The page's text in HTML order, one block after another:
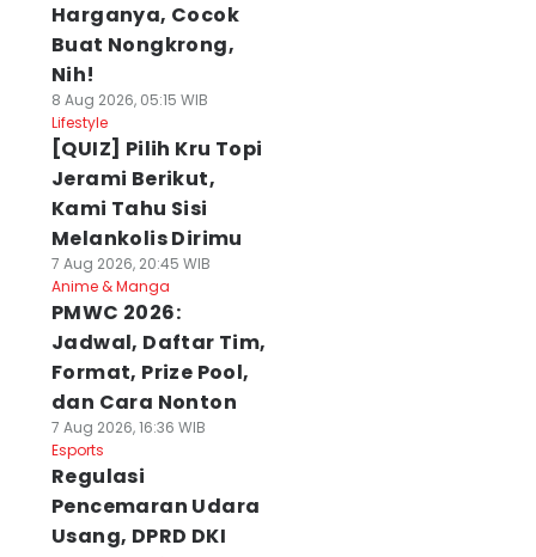
Harganya, Cocok
Buat Nongkrong,
Nih!
8 Aug 2026, 05:15 WIB
Lifestyle
[QUIZ] Pilih Kru Topi
Jerami Berikut,
Kami Tahu Sisi
Melankolis Dirimu
7 Aug 2026, 20:45 WIB
Anime & Manga
PMWC 2026:
Jadwal, Daftar Tim,
Format, Prize Pool,
dan Cara Nonton
7 Aug 2026, 16:36 WIB
Esports
Regulasi
Pencemaran Udara
Usang, DPRD DKI